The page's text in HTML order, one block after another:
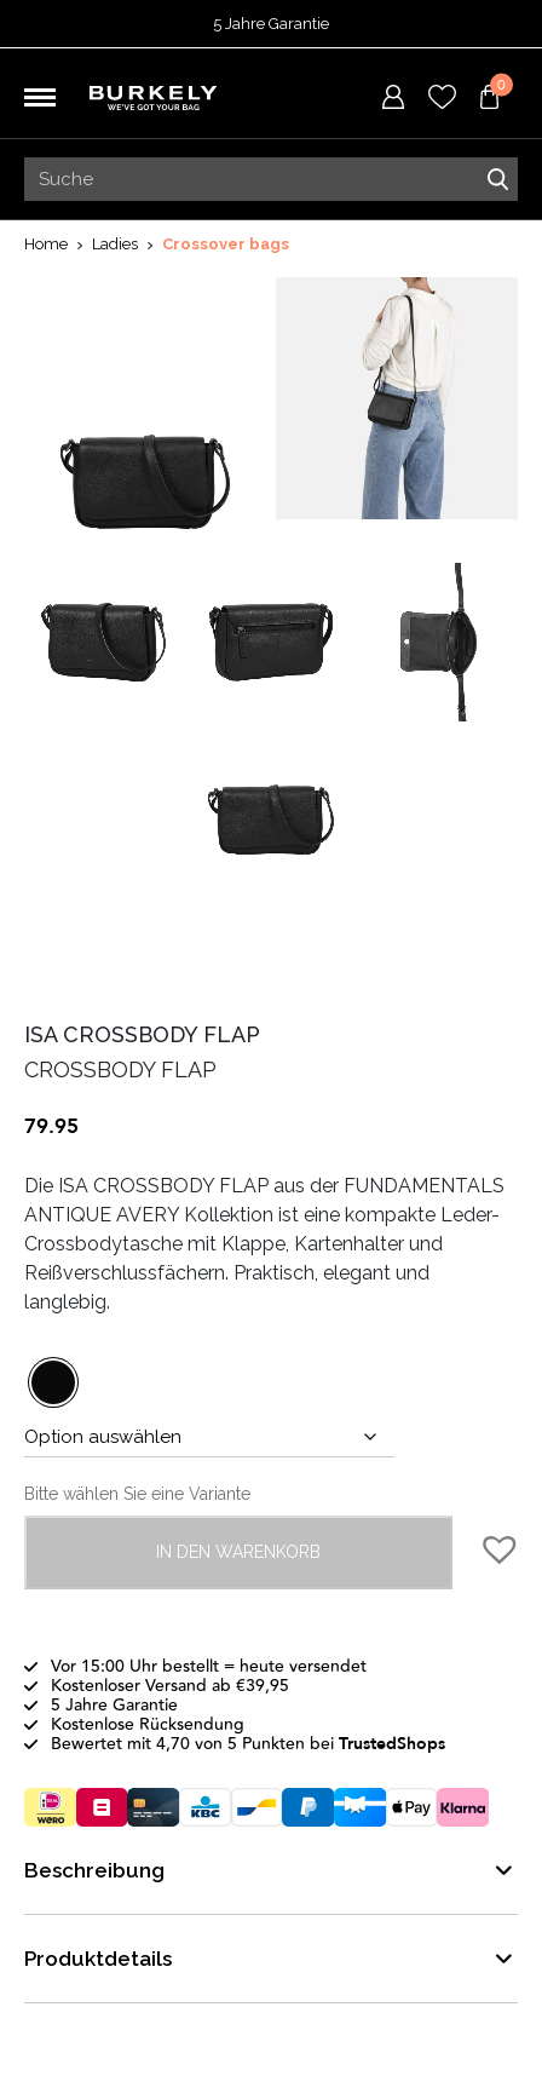
5 Jahre Garantie
Vor 15:00 Uhr bestellt =
heute versendet
0
Home Ladies Crossover bags
ISA CROSSBODY FLAP
CROSSBODY FLAP
79.95
Die ISA CROSSBODY FLAP aus der FUNDAMENTALS
ANTIQUE AVERY Kollektion ist eine kompakte Leder-
Crossbodytasche mit Klappe, Kartenhalter und
Reißverschlussfächern. Praktisch, elegant und
langlebig.
Bitte wählen Sie eine Variante
IN DEN WARENKORB
Vor 15:00 Uhr bestellt = heute versendet
Kostenloser Versand ab €39,95
5 Jahre Garantie
Kostenlose Rücksendung
Bewertet mit 4,70 von 5 Punkten bei TrustedShops
Beschreibung
Produktdetails